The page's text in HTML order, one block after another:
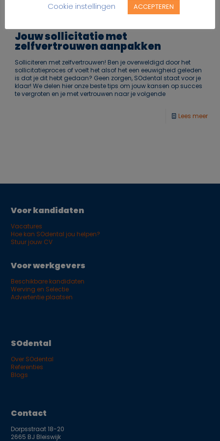
Jouw sollicitatie met
zelfvertrouwen aanpakken
Solliciteren met zelfvertrouwen! Ben je overweldigd door het
sollicitatieproces of voelt het alsof het een eeuwigheid geleden
is dat je dit hebt gedaan? Geen zorgen, SOdental staat voor je
klaar! We delen hier onze beste tips om jouw kansen op succes
te vergroten en je met vertrouwen naar je volgende
Lees meer
Voor kandidaten
Vacatures
Hoe kan SOdental jou helpen?
Stuur jouw CV
Voor werkgevers
Beschikbare kandidaten
Werving en Selectie
Advertentie plaatsen
SOdental
Over SOdental
Referenties
Blogs
Contact
Dorpsstraat 18-20
2665 BJ Bleiswijk
Cookie instellingen
ACCEPTEREN